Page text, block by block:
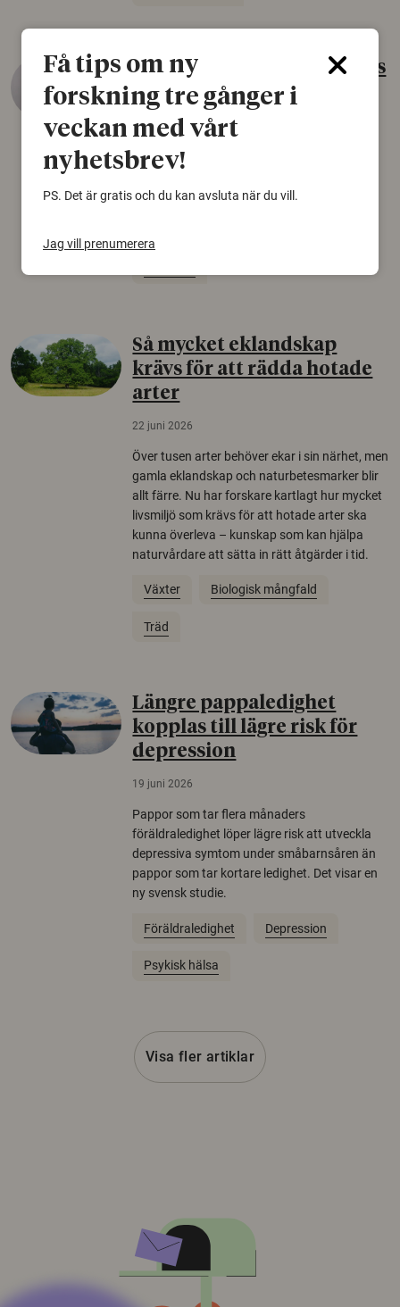
Gammalt skinn var Sveriges
äldsta sko
22 juni 2026
Det som arkeologer länge trodde var en
gammal sko. Fyndet bär spår av romerskt
Så mycket eklandskap
krävs för att rädda hotade
arter
22 juni 2026
Över tusen arter behöver ekar i sin närhet, men
gamla eklandskap och naturbetesmarker blir
allt färre. Nu har forskare kartlagt hur mycket
livsmiljö som krävs för att hotade arter ska
kunna överleva – kunskap som kan hjälpa
naturvårdare att sätta in rätt åtgärder i tid.
Växter Biologisk mångfald
Träd
Längre pappaledighet
kopplas till lägre risk för
depression
19 juni 2026
Pappor som tar flera månaders
föräldraledighet löper lägre risk att utveckla
depressiva symtom under småbarnsåren än
pappor som tar kortare ledighet. Det visar en
ny svensk studie.
Föräldraledighet Depression
Psykisk hälsa
Visa fler artiklar
Få tips om ny
forskning tre gånger i
veckan med vårt
nyhetsbrev!
PS. Det är gratis och du kan avsluta när du vill.
Jag vill prenumerera